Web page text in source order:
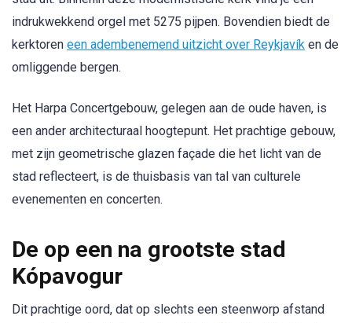
indrukwekkend orgel met 5275 pijpen. Bovendien biedt de
kerktoren een adembenemend uitzicht over Reykjavík en de
omliggende bergen.
Het Harpa Concertgebouw, gelegen aan de oude haven, is
een ander architecturaal hoogtepunt. Het prachtige gebouw,
met zijn geometrische glazen façade die het licht van de
stad reflecteert, is de thuisbasis van tal van culturele
evenementen en concerten.
De op een na grootste stad
Kópavogur
Dit prachtige oord, dat op slechts een steenworp afstand